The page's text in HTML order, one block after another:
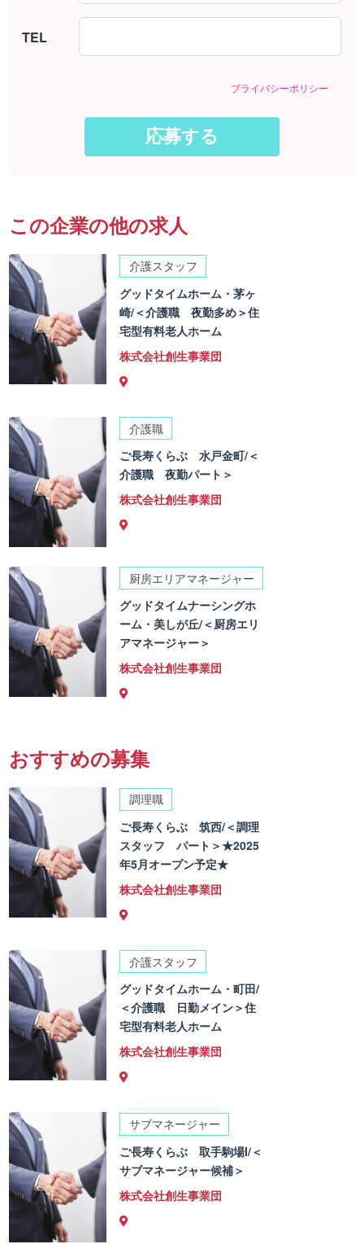
TEL
プライバシーポリシー
この企業の他の求人
介護スタッフ
グッドタイムホーム・茅ヶ
崎/＜介護職 夜勤多め＞住
宅型有料老人ホーム
株式会社創生事業団
介護職
ご長寿くらぶ 水戸金町/＜
介護職 夜勤パート＞
株式会社創生事業団
厨房エリアマネージャー
グッドタイムナーシングホ
ーム・美しが丘/＜厨房エリ
アマネージャー＞
株式会社創生事業団
おすすめの募集
調理職
ご長寿くらぶ 筑西/＜調理
スタッフ パート＞★2025
年5月オープン予定★
株式会社創生事業団
介護スタッフ
グッドタイムホーム・町田/
＜介護職 日勤メイン＞住
宅型有料老人ホーム
株式会社創生事業団
サブマネージャー
ご長寿くらぶ 取手駒場I/＜
サブマネージャー候補＞
株式会社創生事業団